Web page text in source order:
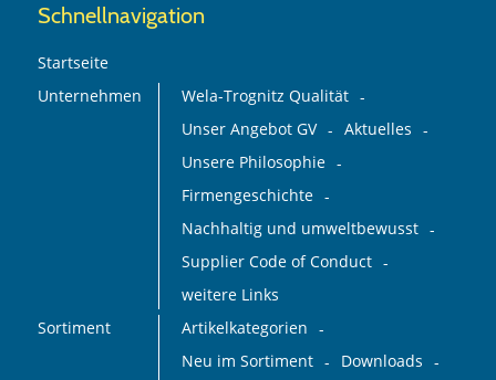
Schnellnavigation
Startseite
Unternehmen
Wela-Trognitz Qualität
Unser Angebot GV
Aktuelles
Unsere Philosophie
Firmengeschichte
Nachhaltig und umweltbewusst
Supplier Code of Conduct
weitere Links
Sortiment
Artikelkategorien
Neu im Sortiment
Downloads